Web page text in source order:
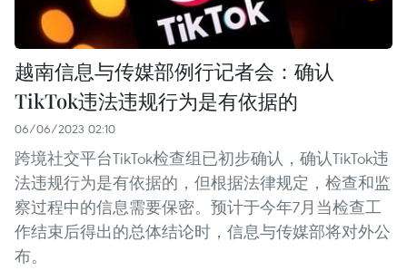
越南信息与传媒部例行记者会：确认
TikTok违法违规行为是有依据的
06/06/2023 02:10
跨境社交平台TikTok检查组已初步确认，确认TikTok违
法违规行为是有依据的，但根据法律规定，检查和监
察过程中的信息需要保密。预计于今年7月当检查工
作结束后得出的总体结论时，信息与传媒部将对外公
布。